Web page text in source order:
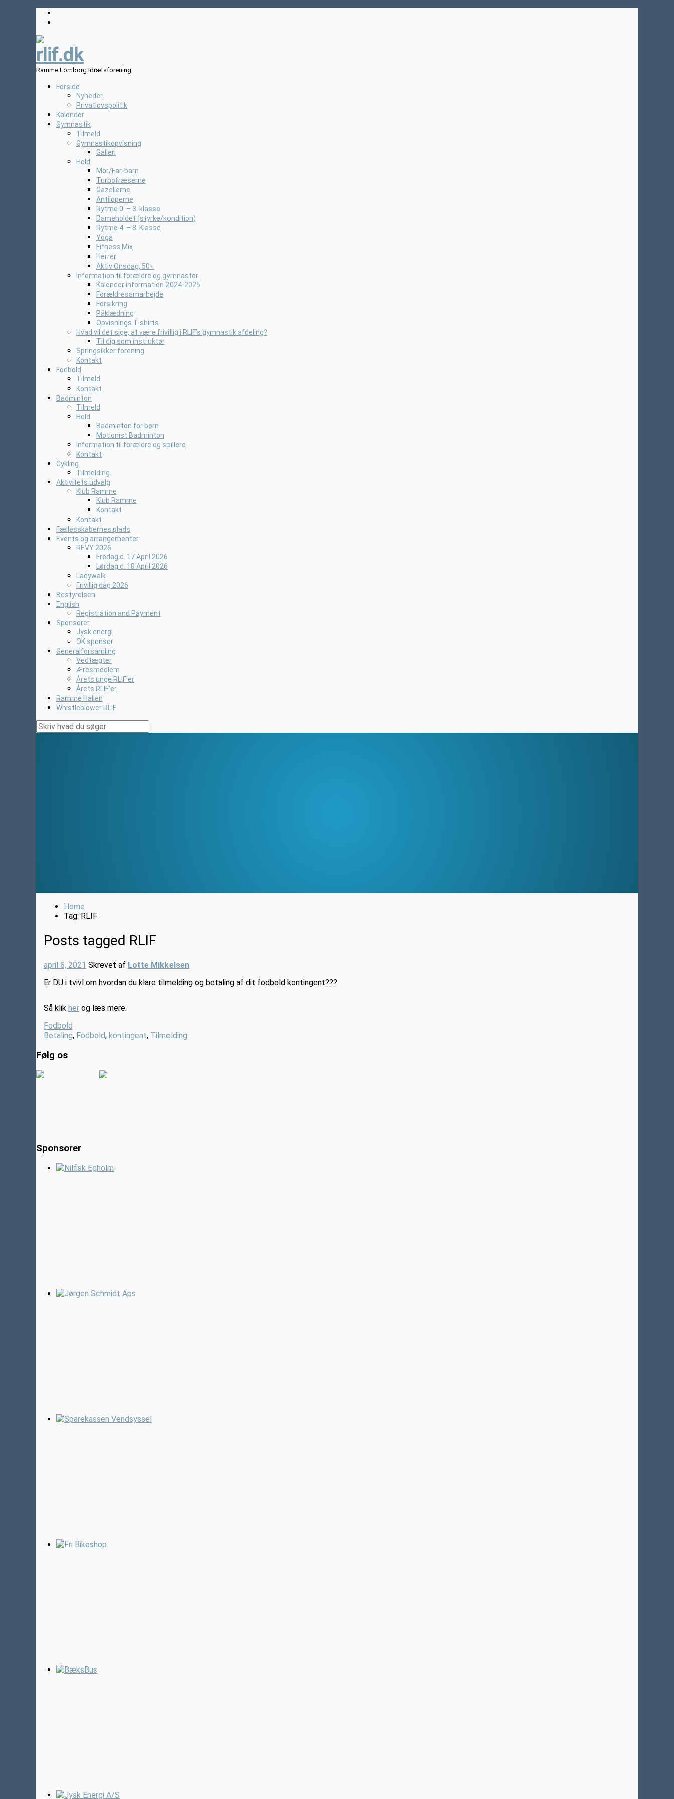
rlif.dk
Ramme Lomborg Idrætsforening
Forside
Nyheder
Privatlovspolitik
Kalender
Gymnastik
Tilmeld
Gymnastikopvisning
Galleri
Hold
Mor/Far-barn
Turbofræserne
Gazellerne
Antiloperne
Rytme 0. – 3. klasse
Dameholdet (styrke/kondition)
Rytme 4. – 8. Klasse
Yoga
Fitness Mix
Herrer
Aktiv Onsdag, 50+
Information til forældre og gymnaster
Kalender information 2024-2025
Forældresamarbejde
Forsikring
Påklædning
Opvisnings T-shirts
Hvad vil det sige, at være frivillig i RLIF’s gymnastik afdeling?
Til dig som instruktør
Springsikker forening
Kontakt
Fodbold
Tilmeld
Kontakt
Badminton
Tilmeld
Hold
Badminton for børn
Motionist Badminton
Information til forældre og spillere
Kontakt
Cykling
Tilmelding
Aktivitets udvalg
Klub Ramme
Klub Ramme
Kontakt
Kontakt
Fællesskabernes plads
Events og arrangementer
REVY 2026
Fredag d. 17 April 2026
Lørdag d. 18 April 2026
Ladywalk
Frivillig dag 2026
Bestyrelsen
English
Registration and Payment
Sponsorer
Jysk energi
OK sponsor.
Generalforsamling
Vedtægter
Æresmedlem
Årets unge RLIF’er
Årets RLIF’er
Ramme Hallen
Whistleblower RLIF
Home
Tag: RLIF
Posts tagged RLIF
april 8, 2021 Skrevet af Lotte Mikkelsen
Er DU i tvivl om hvordan du klare tilmelding og betaling af dit fodbold kontingent???
Så klik her og læs mere.
Fodbold
Betaling, Fodbold, kontingent, Tilmelding
Følg os
Sponsorer